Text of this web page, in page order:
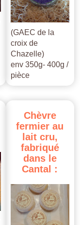
(GAEC de la
croix de
Chazelle)
env 350g- 400g /
pièce
Chèvre
fermier au
lait cru,
fabriqué
dans le
Cantal :